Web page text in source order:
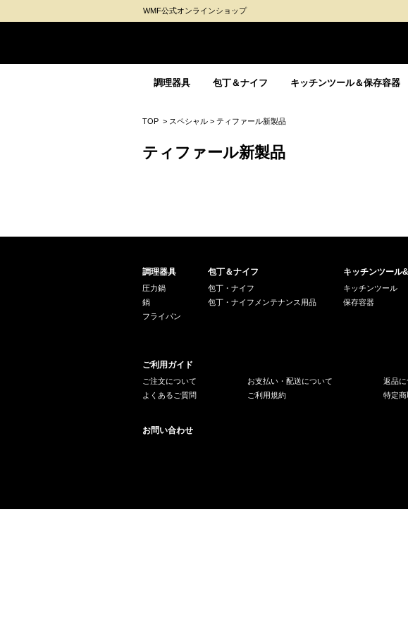
WMF公式オンラインショップ
調理器具 包丁＆ナイフ キッチンツール＆保存容器
TOP > スペシャル > ティファール新製品
ティファール新製品
調理器具
圧力鍋
鍋
フライパン
包丁＆ナイフ
包丁・ナイフ
包丁・ナイフメンテナンス用品
キッチンツール
キッチンツール
保存容器
ご利用ガイド
ご注文について お支払い・配送について 返品に
よくあるご質問
ご利用規約 特定
お問い合わせ